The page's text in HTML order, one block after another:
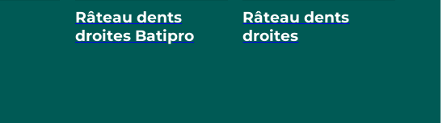
Râteau dents
droites Batipro
Râteau dents
droites